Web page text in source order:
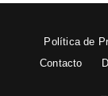
Política de
Contacto